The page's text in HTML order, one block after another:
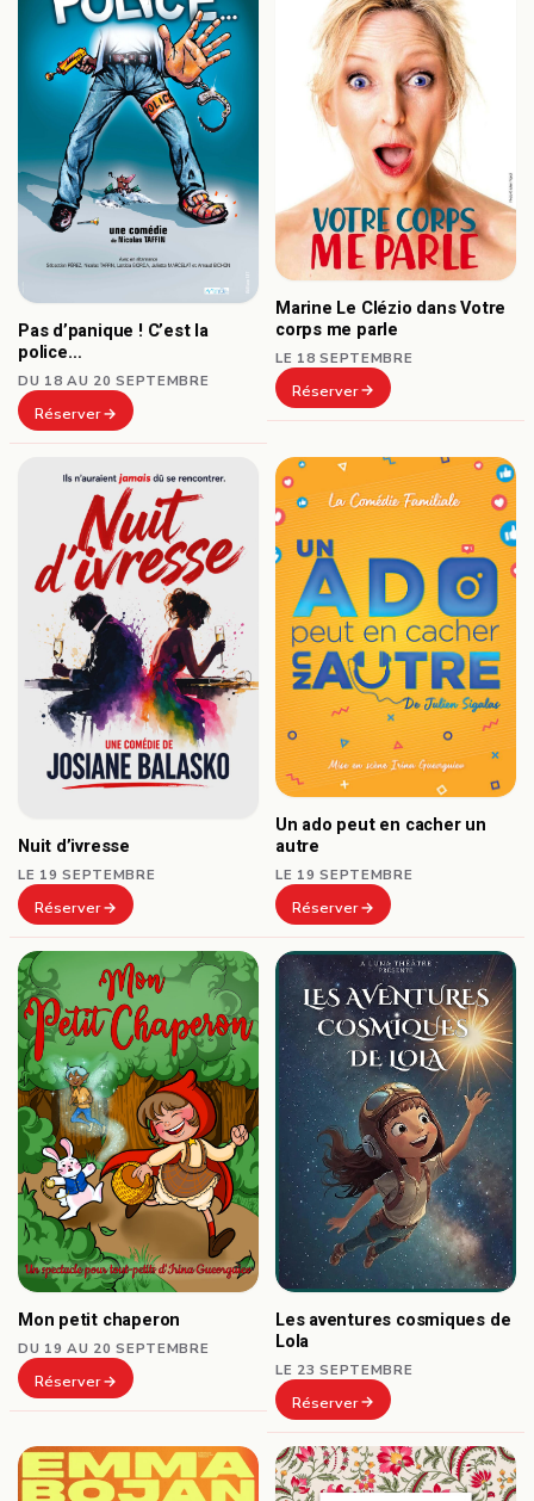
Pas d’panique ! C’est la
police…
DU 18 AU 20 SEPTEMBRE
Réserver
Marine Le Clézio dans Votre
corps me parle
LE 18 SEPTEMBRE
Réserver
Nuit d’ivresse
LE 19 SEPTEMBRE
Réserver
Un ado peut en cacher un
autre
LE 19 SEPTEMBRE
Réserver
Mon petit chaperon
DU 19 AU 20 SEPTEMBRE
Réserver
Les aventures cosmiques de
Lola
LE 23 SEPTEMBRE
Réserver